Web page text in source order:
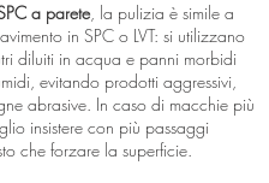
a parete, la pulizia è simile a
in SPC o LVT: si utilizzano
diluiti in acqua e panni morbidi
evitando prodotti aggressivi,
abrasive. In caso di macchie più
insistere con più passaggi
che forzare la superficie.